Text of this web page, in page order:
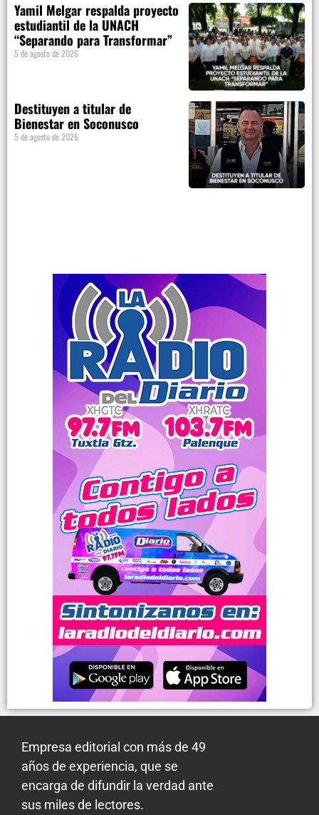
Yamil Melgar respalda proyecto
estudiantil de la UNACH
“Separando para Transformar”
5 de agosto de 2026
Destituyen a titular de
Bienestar en Soconusco
5 de agosto de 2026
Empresa editorial con más de 49
años de experiencia, que se
encarga de difundir la verdad ante
sus miles de lectores.